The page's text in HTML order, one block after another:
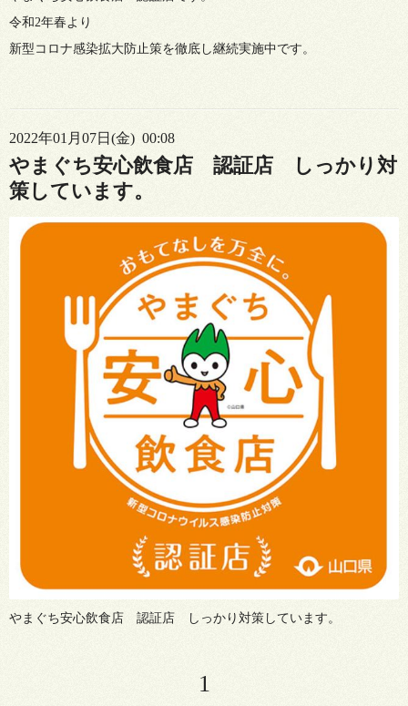
令和2年春より
新型コロナ感染拡大防止策を徹底し継続実施中です。
2022年01月07日(金) 00:08
やまぐち安心飲食店 認証店 しっかり対
策しています。
やまぐち安心飲食店 認証店 しっかり対策しています。
1